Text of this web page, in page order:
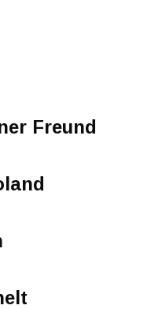
Freund